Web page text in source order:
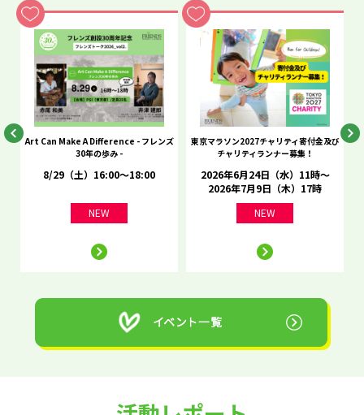
Art Can Make A Difference - フレンズ
30年の歩み -
8/29（土）16:00～18:00
NEW
東京マラソン2027チャリティ寄付金及び
チャリティランナー募集！
2026年6月24日（水）11時～
2026年7月9日（木）17時
NEW